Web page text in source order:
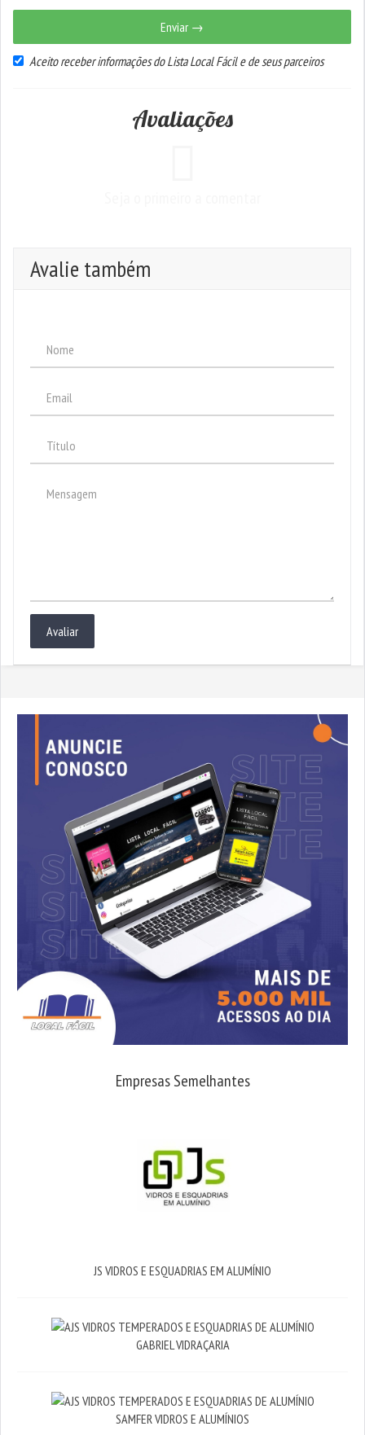
Enviar →
Aceito receber informações do Lista Local Fácil e de seus parceiros
Avaliações
Avalie também
Avaliar
Empresas Semelhantes
JS VIDROS E ESQUADRIAS EM ALUMÍNIO
GABRIEL VIDRAÇARIA
SAMFER VIDROS E ALUMÍNIOS